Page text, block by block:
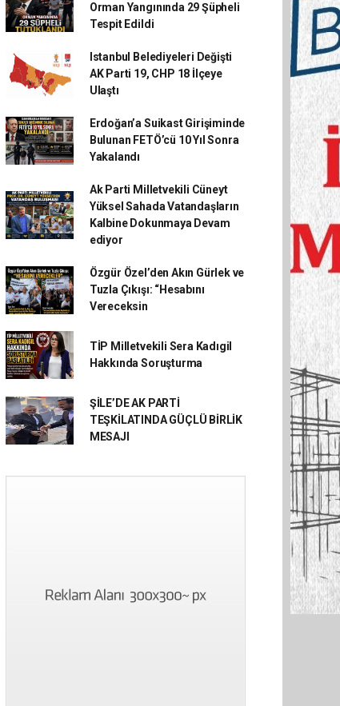
Orman Yangınında 29 Şüpheli
Tespit Edildi
Istanbul Belediyeleri Değişti
AK Parti 19, CHP 18 İlçeye
Ulaştı
Erdoğan’a Suikast Girişiminde
Bulunan FETÖ’cü 10 Yıl Sonra
Yakalandı
Ak Parti Milletvekili Cüneyt
Yüksel Sahada Vatandaşların
Kalbine Dokunmaya Devam
ediyor
Özgür Özel’den Akın Gürlek ve
Tuzla Çıkışı: “Hesabını
Vereceksin
TİP Milletvekili Sera Kadıgil
Hakkında Soruşturma
ŞİLE’DE AK PARTİ
TEŞKİLATINDA GÜÇLÜ BİRLİK
MESAJI